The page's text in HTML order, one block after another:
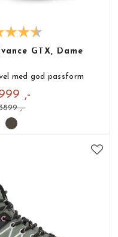
GTX, Dame
med god passform
,-
,-